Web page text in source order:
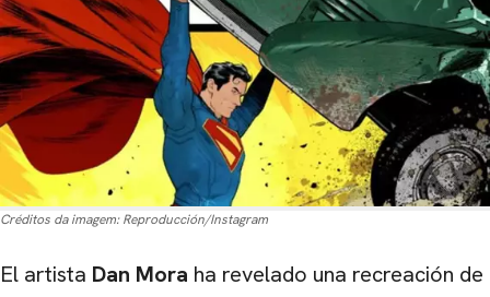
Créditos da imagem: Reproducción/Instagram
El artista Dan Mora ha revelado una recreación de